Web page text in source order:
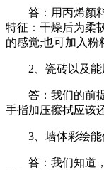
答：用丙烯颜料
特征：干燥后为柔
的感觉;也可加入粉
2、瓷砖以及能用
答：我们的前提
手指加压擦拭应该
3、墙体彩绘能
答：我们知道，